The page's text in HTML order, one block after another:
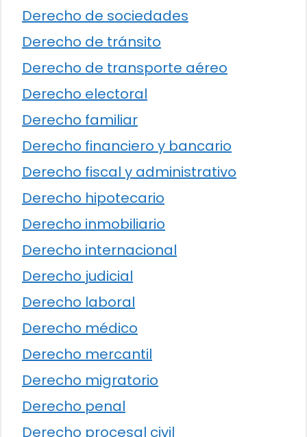
Derecho de sociedades
Derecho de tránsito
Derecho de transporte aéreo
Derecho electoral
Derecho familiar
Derecho financiero y bancario
Derecho fiscal y administrativo
Derecho hipotecario
Derecho inmobiliario
Derecho internacional
Derecho judicial
Derecho laboral
Derecho médico
Derecho mercantil
Derecho migratorio
Derecho penal
Derecho procesal civil